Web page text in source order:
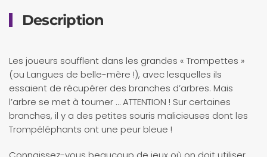
Description
Les joueurs soufflent dans les grandes « Trompettes »
(ou Langues de belle-mère !), avec lesquelles ils
essaient de récupérer des branches d’arbres. Mais
l’arbre se met à tourner … ATTENTION ! Sur certaines
branches, il y a des petites souris malicieuses dont les
Trompéléphants ont une peur bleue !